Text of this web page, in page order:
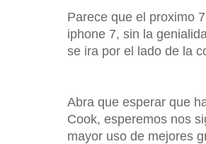
Parece que el proximo
iphone 7, sin la
se ira por el lado de la
Abra que esperar que
Cook, esperemos nos
mayor uso de mejores